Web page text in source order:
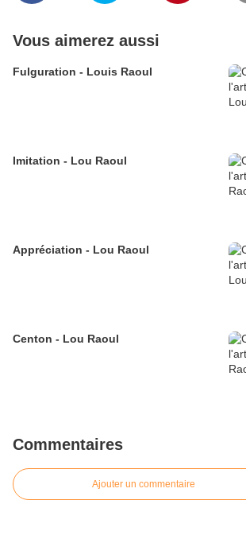
Vous aimerez aussi
Fulguration - Louis Raoul
Imitation - Lou Raoul
Appréciation - Lou Raoul
Centon - Lou Raoul
Commentaires
Ajouter un commentaire